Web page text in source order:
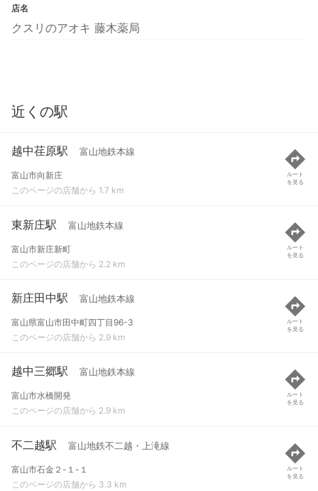
店名
クスリのアオキ 藤木薬局
近くの駅
越中荏原駅 富山地鉄本線
富山市向新庄
このページの店舗から 1.7 km
ルート
を見る
東新庄駅 富山地鉄本線
富山市新庄新町
このページの店舗から 2.2 km
ルート
を見る
新庄田中駅 富山地鉄本線
富山県富山市田中町四丁目96-3
このページの店舗から 2.9 km
ルート
を見る
越中三郷駅 富山地鉄本線
富山市水橋開発
このページの店舗から 2.9 km
ルート
を見る
不二越駅 富山地鉄不二越・上滝線
富山市石金２-１-１
このページの店舗から 3.3 km
ルート
を見る